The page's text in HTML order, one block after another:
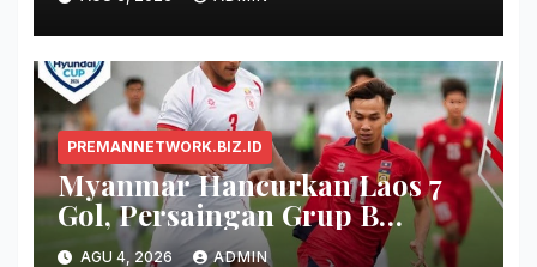
PREMANNETWORK.BIZ.ID
Myanmar Hancurkan Laos 7
Gol, Persaingan Grup B
Memanas!
AGU 4, 2026 ADMIN